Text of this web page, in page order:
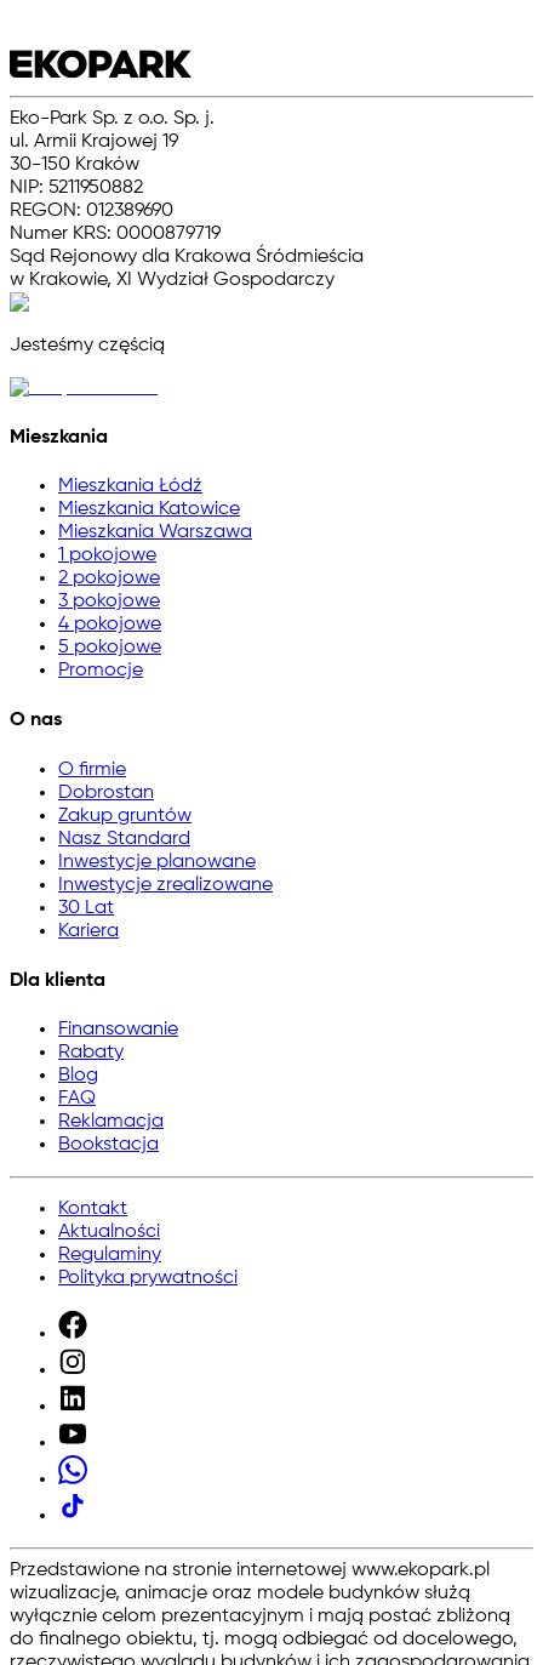
Eko-Park Sp. z o.o. Sp. j.
ul. Armii Krajowej 19
30-150 Kraków
NIP: 5211950882
REGON: 012389690
Numer KRS: 0000879719
Sąd Rejonowy dla Krakowa Śródmieścia
w Krakowie, XI Wydział Gospodarczy
Jesteśmy częścią
Mieszkania
Mieszkania Łódź
Mieszkania Katowice
Mieszkania Warszawa
1 pokojowe
2 pokojowe
3 pokojowe
4 pokojowe
5 pokojowe
Promocje
O nas
O firmie
Dobrostan
Zakup gruntów
Nasz Standard
Inwestycje planowane
Inwestycje zrealizowane
30 Lat
Kariera
Dla klienta
Finansowanie
Rabaty
Blog
FAQ
Reklamacja
Bookstacja
Kontakt
Aktualności
Regulaminy
Polityka prywatności
Przedstawione na stronie internetowej www.ekopark.pl
wizualizacje, animacje oraz modele budynków służą
wyłącznie celom prezentacyjnym i mają postać zbliżoną
do finalnego obiektu, tj. mogą odbiegać od docelowego,